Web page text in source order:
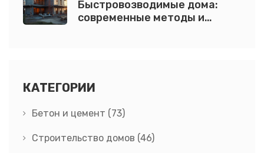
Быстровозводимые дома:
современные методы и
КАТЕГОРИИ
Бетон и цемент (73)
Строительство домов (46)